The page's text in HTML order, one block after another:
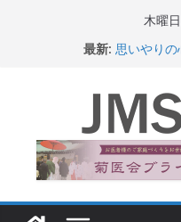
ッ
木曜
最新: 思いやりの
関東大震災
新生ニッポ